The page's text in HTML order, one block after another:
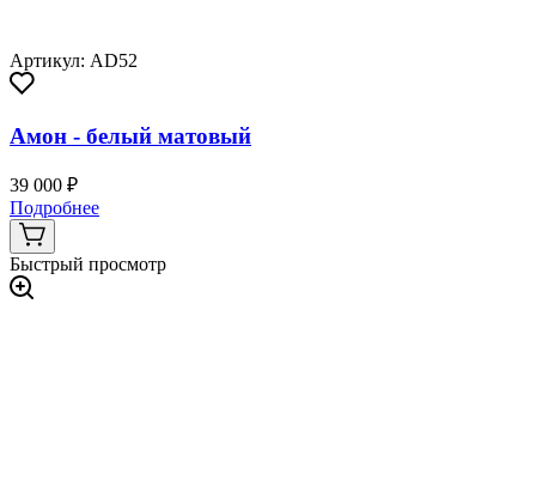
Артикул: AD52
Амон - белый матовый
39 000 ₽
Подробнее
Быстрый просмотр